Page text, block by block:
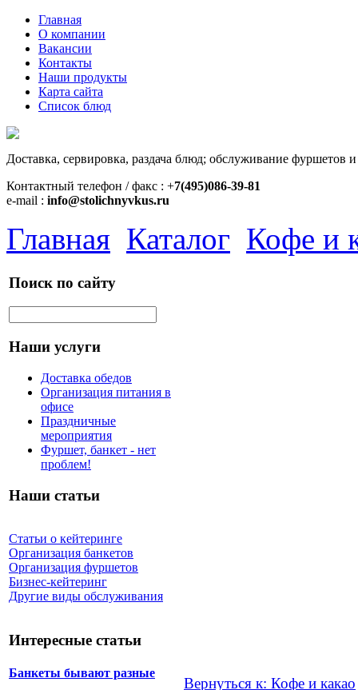
Главная
О компании
Вакансии
Контакты
Наши продукты
Карта сайта
Список блюд
Доставка, сервировка, раздача блюд; обслуживание фуршетов
Контактный телефон / факс : +7(495)086-39-81
e-mail : info@stolichnyvkus.ru
Главная Каталог Кофе и
Поиск по сайту
Наши услуги
Доставка обедов
Организация питания в
офисе
Праздничные
мероприятия
Фуршет, банкет - нет
проблем!
Наши статьи
Статьи о кейтеринге
Организация банкетов
Организация фуршетов
Бизнес-кейтеринг
Другие виды обслуживания
Интересные статьи
Банкеты бывают разные
Вернуться к: Кофе и какао